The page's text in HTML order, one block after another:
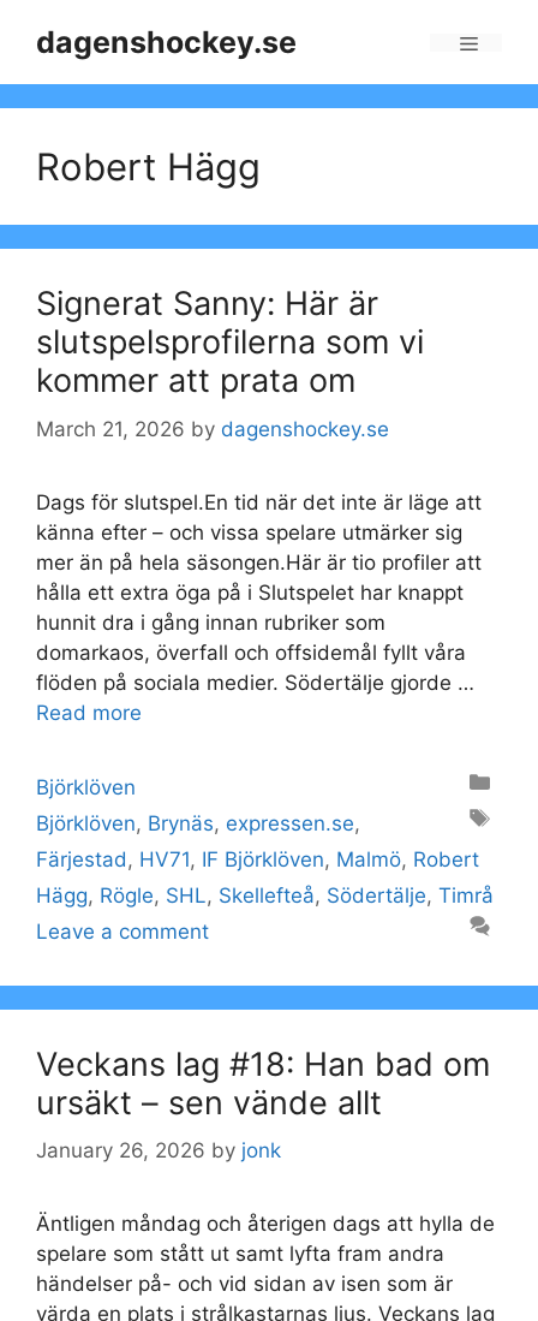
dagenshockey.se
Robert Hägg
Signerat Sanny: Här är
slutspelsprofilerna som vi
kommer att prata om
March 21, 2026 by dagenshockey.se
Dags för slutspel.En tid när det inte är läge att
känna efter – och vissa spelare utmärker sig
mer än på hela säsongen.Här är tio profiler att
hålla ett extra öga på i Slutspelet har knappt
hunnit dra i gång innan rubriker som
domarkaos, överfall och offsidemål fyllt våra
flöden på sociala medier. Södertälje gjorde …
Read more
Categories
Björklöven
Tags
Björklöven, Brynäs, expressen.se,
Färjestad , HV71, IF Björklöven, Malmö, Robert
Hägg, Rögle, SHL, Skellefteå, Södertälje, Timrå
Leave a comment
Veckans lag #18: Han bad om
ursäkt – sen vände allt
January 26, 2026 by jonk
Äntligen måndag och återigen dags att hylla de
spelare som stått ut samt lyfta fram andra
händelser på- och vid sidan av isen som är
värda en plats i strålkastarnas ljus. Veckans lag